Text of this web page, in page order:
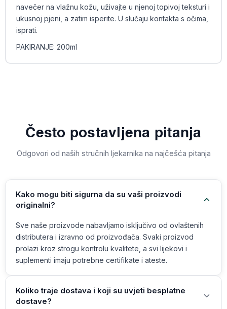
navečer na vlažnu kožu, uživajte u njenoj topivoj teksturi i
ukusnoj pjeni, a zatim isperite. U slučaju kontakta s očima,
isprati.
PAKIRANJE: 200ml
Često postavljena pitanja
Odgovori od naših stručnih ljekarnika na najčešća pitanja
Kako mogu biti sigurna da su vaši proizvodi
originalni?
Sve naše proizvode nabavljamo isključivo od ovlaštenih
distributera i izravno od proizvođača. Svaki proizvod
prolazi kroz strogu kontrolu kvalitete, a svi lijekovi i
suplementi imaju potrebne certifikate i ateste.
Koliko traje dostava i koji su uvjeti besplatne
dostave?